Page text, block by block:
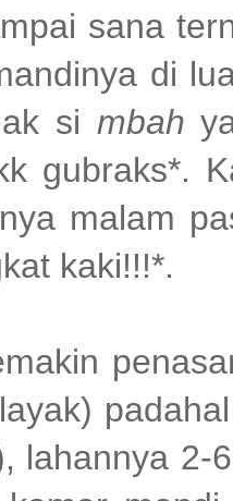
sana
di
si mbah
gubraks*.
malam
kaki!!!*.
lahannya 2-